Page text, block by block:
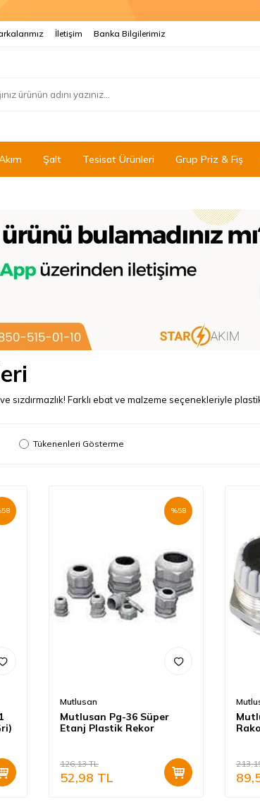
İletişim Banka Bilgilerimiz
Şalt Tesisat Ürünleri Grup Priz & Fiş
sızdırmazlık! Farklı ebat ve malzeme seçenekleriyle
Tükenenleri Gösterme
58 %58
Mutlusan
Mutlusan Pg-36 Süper
Etanj Plastik Rekor
126,13TL
52,98 TL